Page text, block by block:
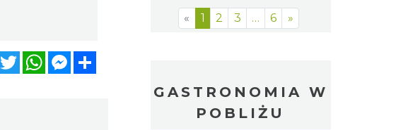
FacebookTwitterWhatsAppMessenger
« 1 2 3 … 6 »
GASTRONOMIA W
POBLIŻU